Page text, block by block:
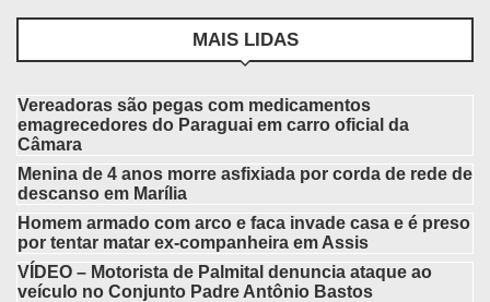
MAIS LIDAS
Vereadoras são pegas com medicamentos
emagrecedores do Paraguai em carro oficial da
Câmara
Menina de 4 anos morre asfixiada por corda de rede de
descanso em Marília
Homem armado com arco e faca invade casa e é preso
por tentar matar ex-companheira em Assis
VÍDEO – Motorista de Palmital denuncia ataque ao
veículo no Conjunto Padre Antônio Bastos